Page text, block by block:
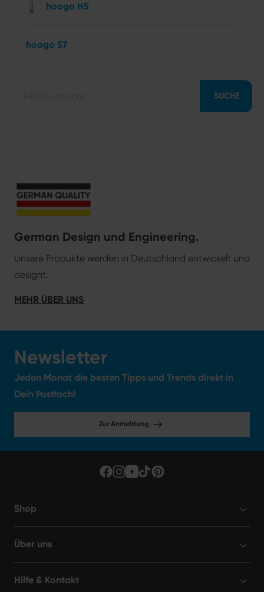
hoogo H5
hoogo S7
SUCHE
German Design und Engineering.
Unsere Produkte werden in Deutschland entwickelt und
designt.
MEHR ÜBER UNS
Newsletter
Jeden Monat die besten Tipps und Trends direkt in
Dein Postfach!
Zur Anmeldung
Shop
Über uns
Hilfe & Kontakt